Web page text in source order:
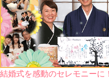
結婚式を感動のセレモニーに